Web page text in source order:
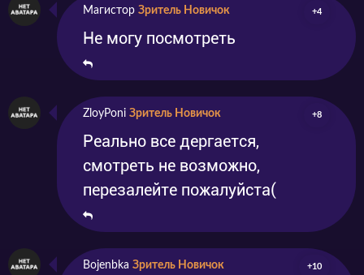
Магистор Зритель Новичок +4
Не могу посмотреть
ZloyPoni Зритель Новичок +8
Реально все дергается,
смотреть не возможно,
перезалейте пожалуйста(
Bojenbka Зритель Новичок +10